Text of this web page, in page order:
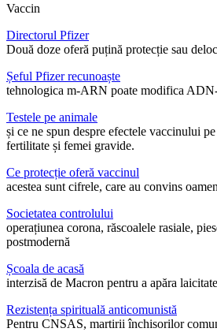
Vaccin
Directorul Pfizer
Două doze oferă puțină protecție sau
Șeful Pfizer recunoaște
tehnologica m-ARN poate modifica
Testele pe animale
și ce ne spun despre efectele vaccinului
fertilitate și femei gravide.
Ce protecție oferă vaccinul
acestea sunt cifrele, care au convins
Societatea controlului
operațiunea corona, răscoalele rasiale,
postmodernă
Școala de acasă
interzisă de Macron pentru a apăra
Rezistența spirituală anticomunistă
Pentru CNSAS, martirii închisorilor